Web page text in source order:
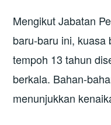
Mengikut Jabatan
baru-baru ini, kuasa
tempoh 13 tahun
berkala. Bahan-
menunjukkan